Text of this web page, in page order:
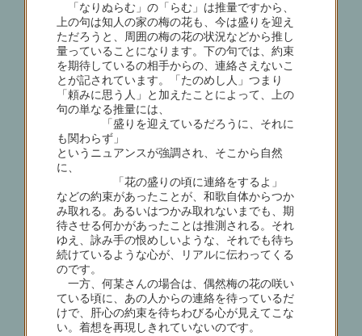
「なりぬらむ」の「らむ」は推量ですから、
上の句は知人の家の梅の花も、今は盛りを迎え
ただろうと、周囲の梅の花の状況などから推し
量っていることになります。下の句では、約束
を期待しているの相手からの、連絡さえないこ
とが記されています。「たのめし人」つまり
「頼みに思う人」と加えたことによって、上の
句の単なる推量には、
「盛りを迎えているだろうに、それに
も関わらず」
というニュアンスが強調され、そこから自然
に、
「花の盛りの頃に連絡をするよ」
などの約束があったことが、和歌自体からつか
み取れる。あるいはつかみ取れないまでも、期
待させる何かがあったことは推測される。それ
ゆえ、詠み手の恨めしいような、それでも待ち
続けているような心が、リアルに伝わってくる
のです。
一方、何某さんの場合は、偶然梅の花の咲い
ている頃に、あの人からの連絡を待っているだ
けで、肝心の約束を待ちわびる心が見えてこな
い。着想を再現しきれていないのです。